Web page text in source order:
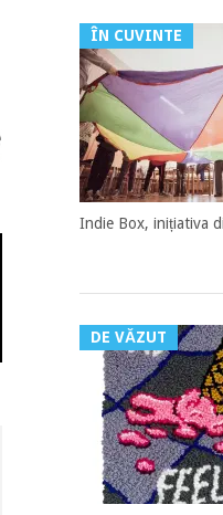
ÎN CUVINTE
Indie Box, inițiativa
DE VĂZUT